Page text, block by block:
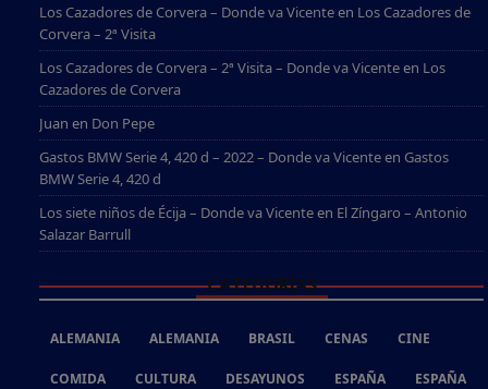
Los Cazadores de Corvera – Donde va Vicenteen Los Cazadores de
Corvera – 2ª Visita
Los Cazadores de Corvera – 2ª Visita – Donde va Vicenteen Los
Cazadores de Corvera
Juan en Don Pepe
Gastos BMW Serie 4, 420 d – 2022 – Donde va Vicenteen Gastos
BMW Serie 4, 420 d
Los siete niños de Écija – Donde va Vicenteen El Zíngaro – Antonio
Salazar Barrull
CATEGORÍAS
ALEMANIA ALEMANIA BRASIL CENAS CINE
COMIDA CULTURA DESAYUNOS ESPAÑA ESPAÑA